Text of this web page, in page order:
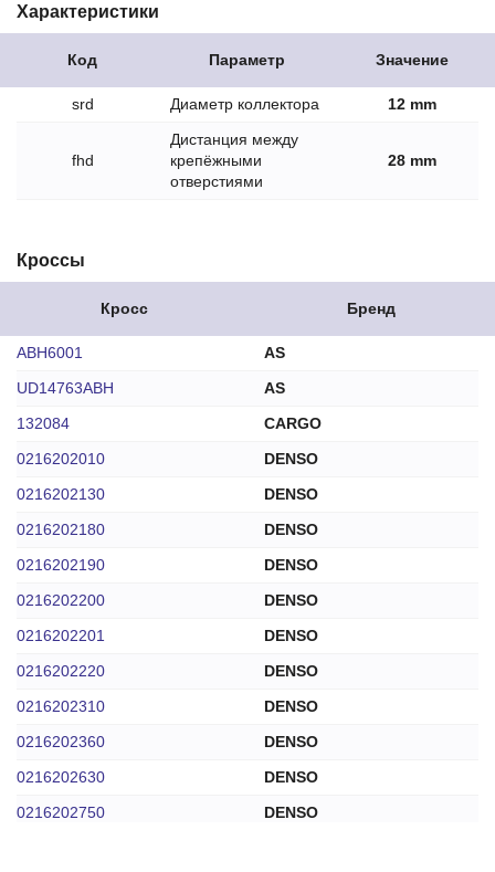
Характеристики
Код Параметр Значение
srd Диаметр коллектора 12 mm
fhd
Дистанция между
крепёжными
отверстиями
28 mm
Кроссы
Кросс Бренд
ABH6001
AS
UD14763ABH
AS
132084
CARGO
0216202010
DENSO
0216202130
DENSO
0216202180
DENSO
0216202190
DENSO
0216202200
DENSO
0216202201
DENSO
0216202220
DENSO
0216202310
DENSO
0216202360
DENSO
0216202630
DENSO
0216202750
DENSO